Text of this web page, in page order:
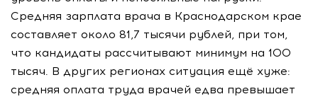
Средняя зарплата врача в Краснодарском крае
составляет около 81,7 тысячи рублей, при том,
что кандидаты рассчитывают минимум на 100
тысяч. В других регионах ситуация ещё хуже:
средняя оплата труда врачей едва превышает